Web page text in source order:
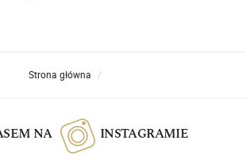
Strona główna
NA INSTAGRAMIE